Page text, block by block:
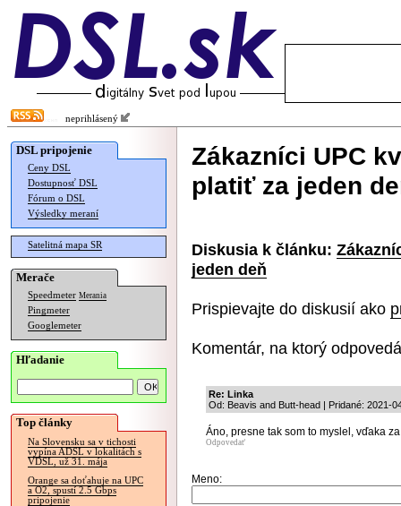
neprihlásený
DSL pripojenie
Ceny DSL
Dostupnosť DSL
Fórum o DSL
Výsledky meraní
Satelitná mapa SR
Merače
Speedmeter Merania
Pingmeter
Googlemeter
Hľadanie
Top články
Na Slovensku sa v tichosti
vypína ADSL v lokalitách s
VDSL, už 31. mája
Orange sa doťahuje na UPC
a O2, spustí 2.5 Gbps
pripojenie
Zákazníci UPC
platiť za jeden
Diskusia k článku:
jeden deň
Prispievajte do diskusií ako
Komentár, na ktorý
Re: Linka
Od: Beavis and Butt-head | Pridané: 2021-
Áno, presne tak som to myslel, vďaka
Odpovedať
Meno: